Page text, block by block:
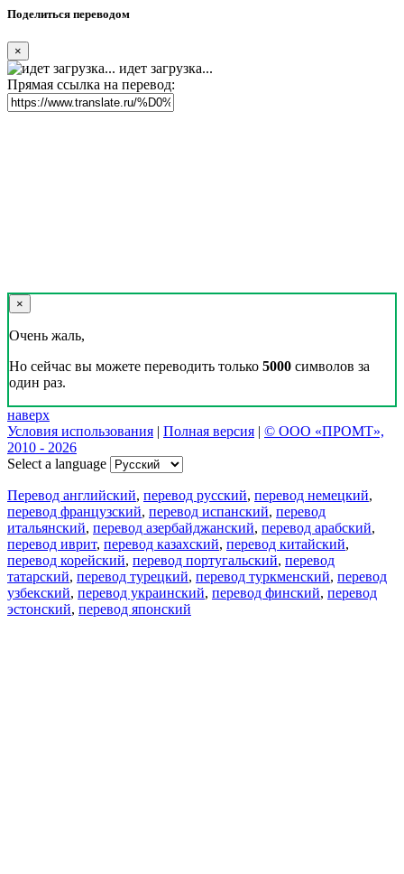
Поделиться переводом
×
идет загрузка...
Прямая ссылка на перевод:
×
Очень жаль,
Но сейчас вы можете переводить только 5000 символов за
один раз.
наверх
Условия использования | Полная версия | © ООО «ПРОМТ»,
2010 - 2026
Select a language
Перевод английский, перевод русский, перевод немецкий,
перевод французский, перевод испанский, перевод
итальянский, перевод азербайджанский, перевод арабский,
перевод иврит, перевод казахский, перевод китайский,
перевод корейский, перевод португальский, перевод
татарский, перевод турецкий, перевод туркменский, перевод
узбекский, перевод украинский, перевод финский, перевод
эстонский, перевод японский